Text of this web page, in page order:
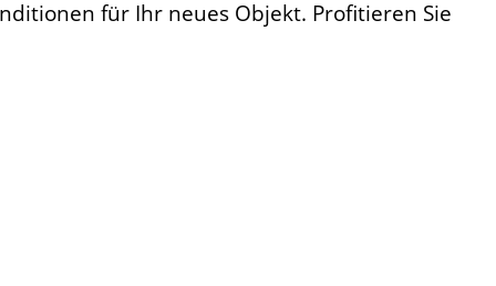
für Ihr neues Objekt. Profitieren Sie